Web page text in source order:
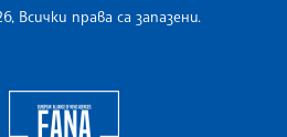
Всички права са запазени.
of the Balkan News Agencies